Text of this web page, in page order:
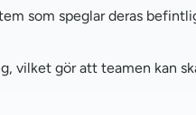
som speglar deras
vilket gör att teamen kan